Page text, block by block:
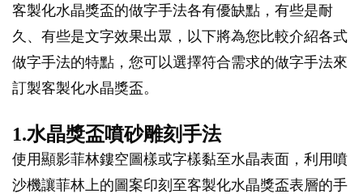
客製化水晶獎盃的做字手法各有優缺點，有些是耐
久、有些是文字效果出眾，以下將為您比較介紹各式
做字手法的特點，您可以選擇符合需求的做字手法來
訂製客製化水晶獎盃。
1.水晶獎盃噴砂雕刻手法
使用顯影菲林鏤空圖樣或字樣黏至水晶表面，利用噴
沙機讓菲林上的圖案印刻至客製化水晶獎盃表層的手